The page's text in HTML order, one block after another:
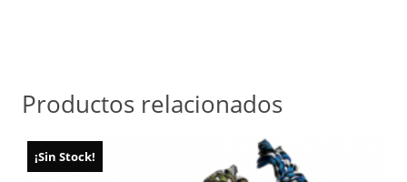
Productos relacionados
¡Sin Stock!